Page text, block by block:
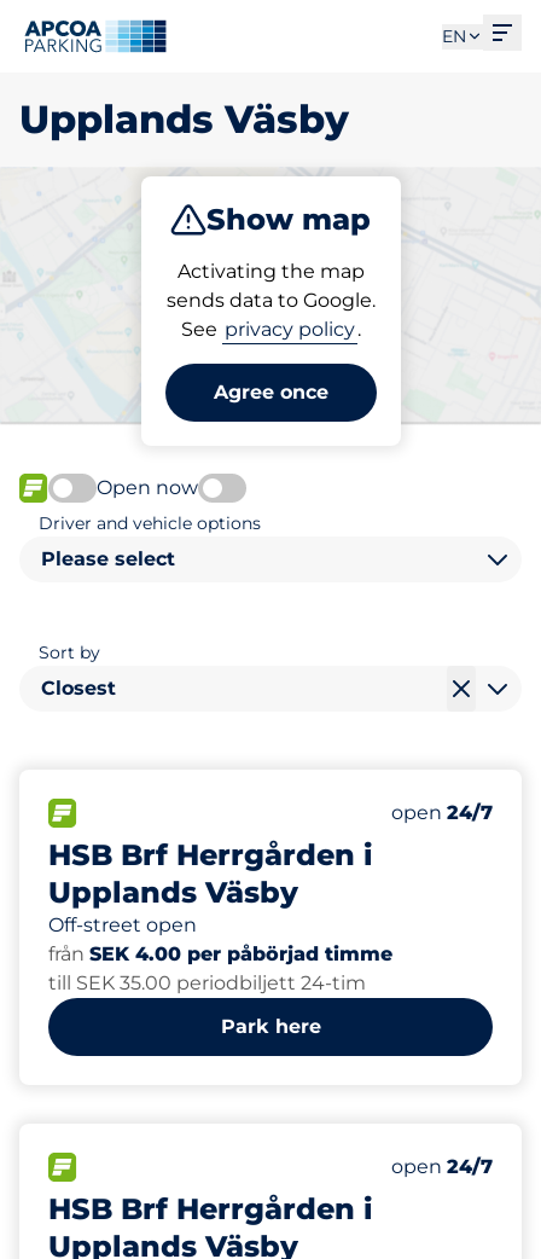
EN
Upplands Väsby
Show map
Activating the map
sends data to Google.
See privacy policy.
Agree once
Park
Pick your parking space in
Upplands Väsby
FLOW available
Open now
Driver and vehicle options
Please select
Sort by
Closest
HSB Brf Herrgården i
Upplands Väsby
Off-street open
Number of
Total Spaces
open 24/7
från SEK 4.00 per påbörjad timme
till SEK 35.00 periodbiljett 24-tim
Park here
HSB Brf Herrgården i
Upplands Väsby
Number of
Total Spaces
open 24/7